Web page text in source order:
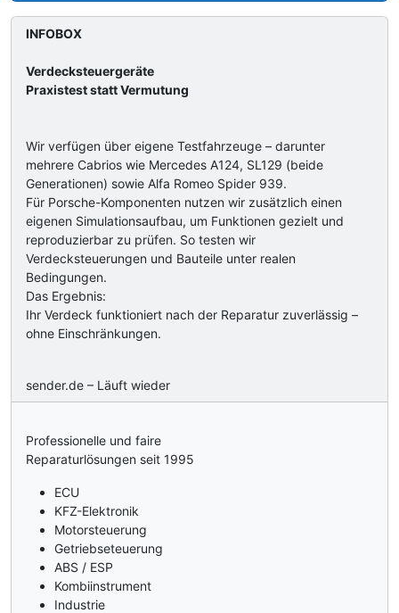
INFOBOX
Verdecksteuergeräte
Praxistest statt Vermutung
Wir verfügen über eigene Testfahrzeuge – darunter
mehrere Cabrios wie Mercedes A124, SL129 (beide
Generationen) sowie Alfa Romeo Spider 939.
Für Porsche-Komponenten nutzen wir zusätzlich einen
eigenen Simulationsaufbau, um Funktionen gezielt und
reproduzierbar zu prüfen. So testen wir
Verdecksteuerungen und Bauteile unter realen
Bedingungen.
Das Ergebnis:
Ihr Verdeck funktioniert nach der Reparatur zuverlässig –
ohne Einschränkungen.
sender.de – Läuft wieder
Professionelle und faire
Reparaturlösungen seit 1995
ECU
KFZ-Elektronik
Motorsteuerung
Getriebseteuerung
ABS / ESP
Kombiinstrument
Industrie